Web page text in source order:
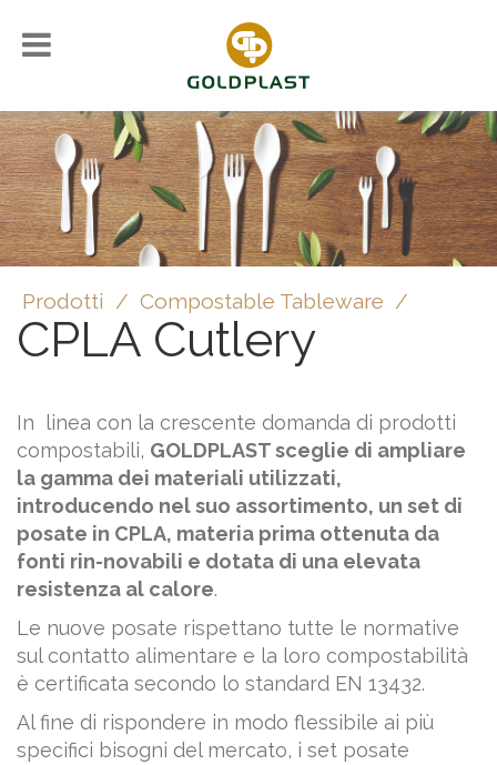
Prodotti / Compostable Tableware /
CPLA Cutlery
In linea con la crescente domanda di prodotti
compostabili, GOLDPLAST sceglie di ampliare
la gamma dei materiali utilizzati,
introducendo nel suo assortimento, un set di
posate in CPLA, materia prima ottenuta da
fonti rin-novabili e dotata di una elevata
resistenza al calore.
Le nuove posate rispettano tutte le normative
sul contatto alimentare e la loro compostabilità
è certificata secondo lo standard EN 13432.
Al fine di rispondere in modo flessibile ai più
specifici bisogni del mercato, i set posate